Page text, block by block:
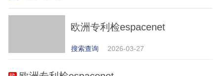
欧洲专利检espacenet
搜索查询 2026-03-27